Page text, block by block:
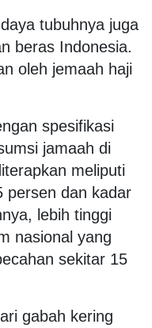
tubuhnya juga
beras Indonesia.
oleh jemaah haji
spesifikasi
jamaah di
meliputi
persen dan kadar
lebih tinggi
nasional yang
sekitar 15
gabah kering